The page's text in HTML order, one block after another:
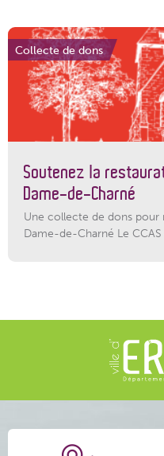
Collecte de dons
Soutenez la
Dame-de-Charné
Une collecte de dons
Dame-de-Charné Le CCAS